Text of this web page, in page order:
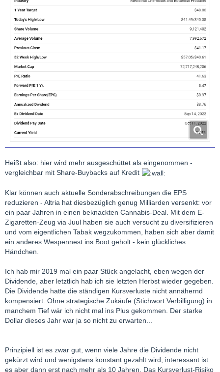
Heißt also: hier wird mehr ausgeschüttet als eingenommen -
vergleichbar mit Share-Buybacks auf Kredit
Klar können auch aktuelle Sonderabschreibungen die EPS
reduzieren - Altria hat diesbezüglich genug Milliarden versenkt: vor
ein paar Jahren in einen beknackten Cannabis-Deal. Mit dem E-
Zigaretten-Zeug via Juul haben sie auch versucht zu diversifizieren
und vom eigentlichen Tabak wegzukommen, haben sich aber damit
ein anderes Wespennest ins Boot geholt - kein glückliches
Händchen.
Ich hab mir 2019 mal ein paar Stück angelacht, eben wegen der
Dividende, aber letztlich hab ich sie letzten Herbst wieder gegeben.
Die Dividende hatte die ständigen Kursverluste nicht annähernd
kompensiert. Ohne strategische Zukäufe (Stichwort Verbilligung) in
manchem Tief wär ich nicht mal ins Plus gekommen. Der starke
Dollar dieses Jahr war ja so nicht zu erwarten...
Prinzipiell ist es zwar gut, wenn viele Jahre die Dividende nicht
gekürzt wird und wenigstens konstant gezahlt wird, interessant ist
es aber dann erst nach mehr als 10 Jahren. Das Kursverlust-Risiko